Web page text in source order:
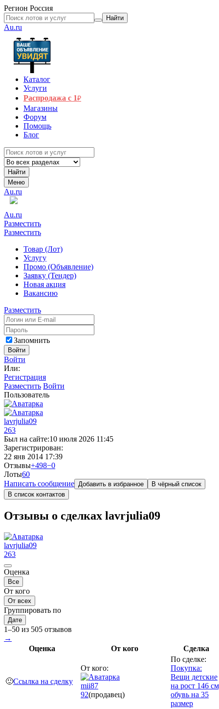
Регион Россия
Найти
Au.ru
Каталог
Услуги
Распродажа с 1₽
Магазины
Форум
Помощь
Блог
Найти
Меню
Au.ru
Au.ru
Разместить
Разместить
Товар (Лот)
Услугу
Промо (Объявление)
Заявку (Тендер)
Новая акция
Вакансию
Разместить
Запомнить
Войти
Войти
Или:
Регистрация
Разместить Войти
Пользователь
lavrjulia09
263
Был на сайте:10 июля 2026 11:45
Зарегистрирован:
22 янв 2014 17:39
Отзывы+498−0
Лоты60
Написать сообщение Добавить в избранное
В чёрный список
В список контактов
Отзывы о сделках lavrjulia09
lavrjulia09
263
Оценка
Все
От кого
От всех
Группировать по
Дате
1–50 из 505 отзывов
→
Оценка
От кого Сделка
🙂Ссылка на сделку
От кого:
mii87
92(продавец)
По сделке:
Покупка:
Вещи детские
на рост 146
обувь на 35
размер